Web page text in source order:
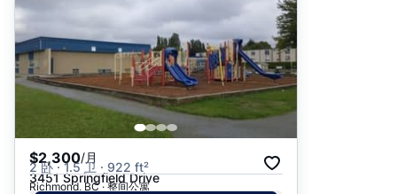
$2,300/月
2 卧 · 1.5 卫 · 922 ft²
3451 Springfield Drive
Richmond, BC · 整间公寓